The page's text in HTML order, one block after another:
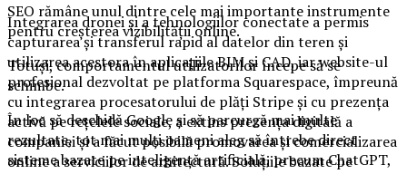
Integrarea dronei și a tehnologiilor conectate a permis
capturarea și transferul rapid al datelor din teren și
utilizarea acestora în aplicațiile BIM și CAD, iar website-ul
profesional dezvoltat pe platforma Squarespace, împreună
cu integrarea procesatorului de plăți Stripe și cu prezența
activă pe rețelele sociale, a extins prezența digitală a
companiei și a făcut posibilă promovarea și comercializarea
online a serviciilor de arhitectură. Soluțiile bazate pe
SEO rămâne unul dintre cele mai importante instrumente
pentru creșterea vizibilității online.
Totuși, comportamentul utilizatorilor începe să se
schimbe.
În loc să deschidă Google și să parcurgă mai multe
rezultate, tot mai mulți oameni aleg să întrebe direct
sisteme bazate pe inteligență artificială, precum ChatGPT,